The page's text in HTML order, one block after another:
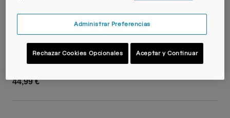
Depósito Crux® 2L
44,99 €
Administrar Preferencias
Rechazar Cookies Opcionales Aceptar y Continuar